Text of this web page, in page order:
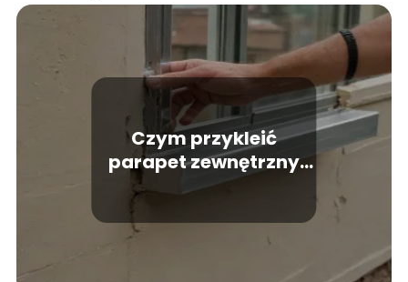
Czym przykleić
parapet zewnętrzny
blaszany? Najlepsze